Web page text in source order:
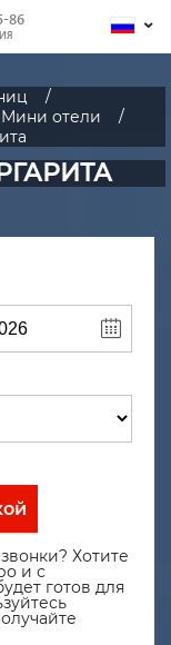
86
Мини отели
Хотите
и с
готов для